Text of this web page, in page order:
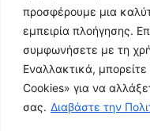
προσφέρουμε μια
εμπειρία πλοήγησης.
συμφωνήσετε με τη
Εναλλακτικά, μπορείτε
Cookies» για να
σας. Διαβάστε την